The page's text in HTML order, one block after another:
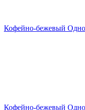
Кофейно-бежевый
Кофейно-бежевый